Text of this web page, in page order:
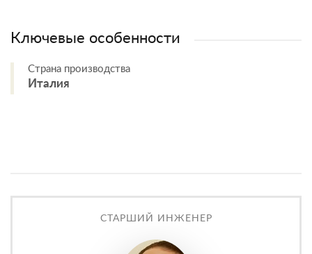
Ключевые особенности
Страна производства
Италия
СТАРШИЙ ИНЖЕНЕР